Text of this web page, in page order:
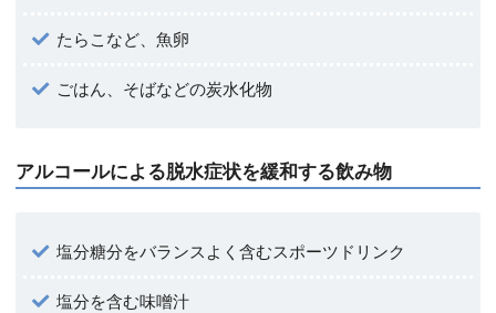
たらこなど、魚卵
ごはん、そばなどの炭水化物
アルコールによる脱水症状を緩和する飲み物
塩分糖分をバランスよく含むスポーツドリンク
塩分を含む味噌汁